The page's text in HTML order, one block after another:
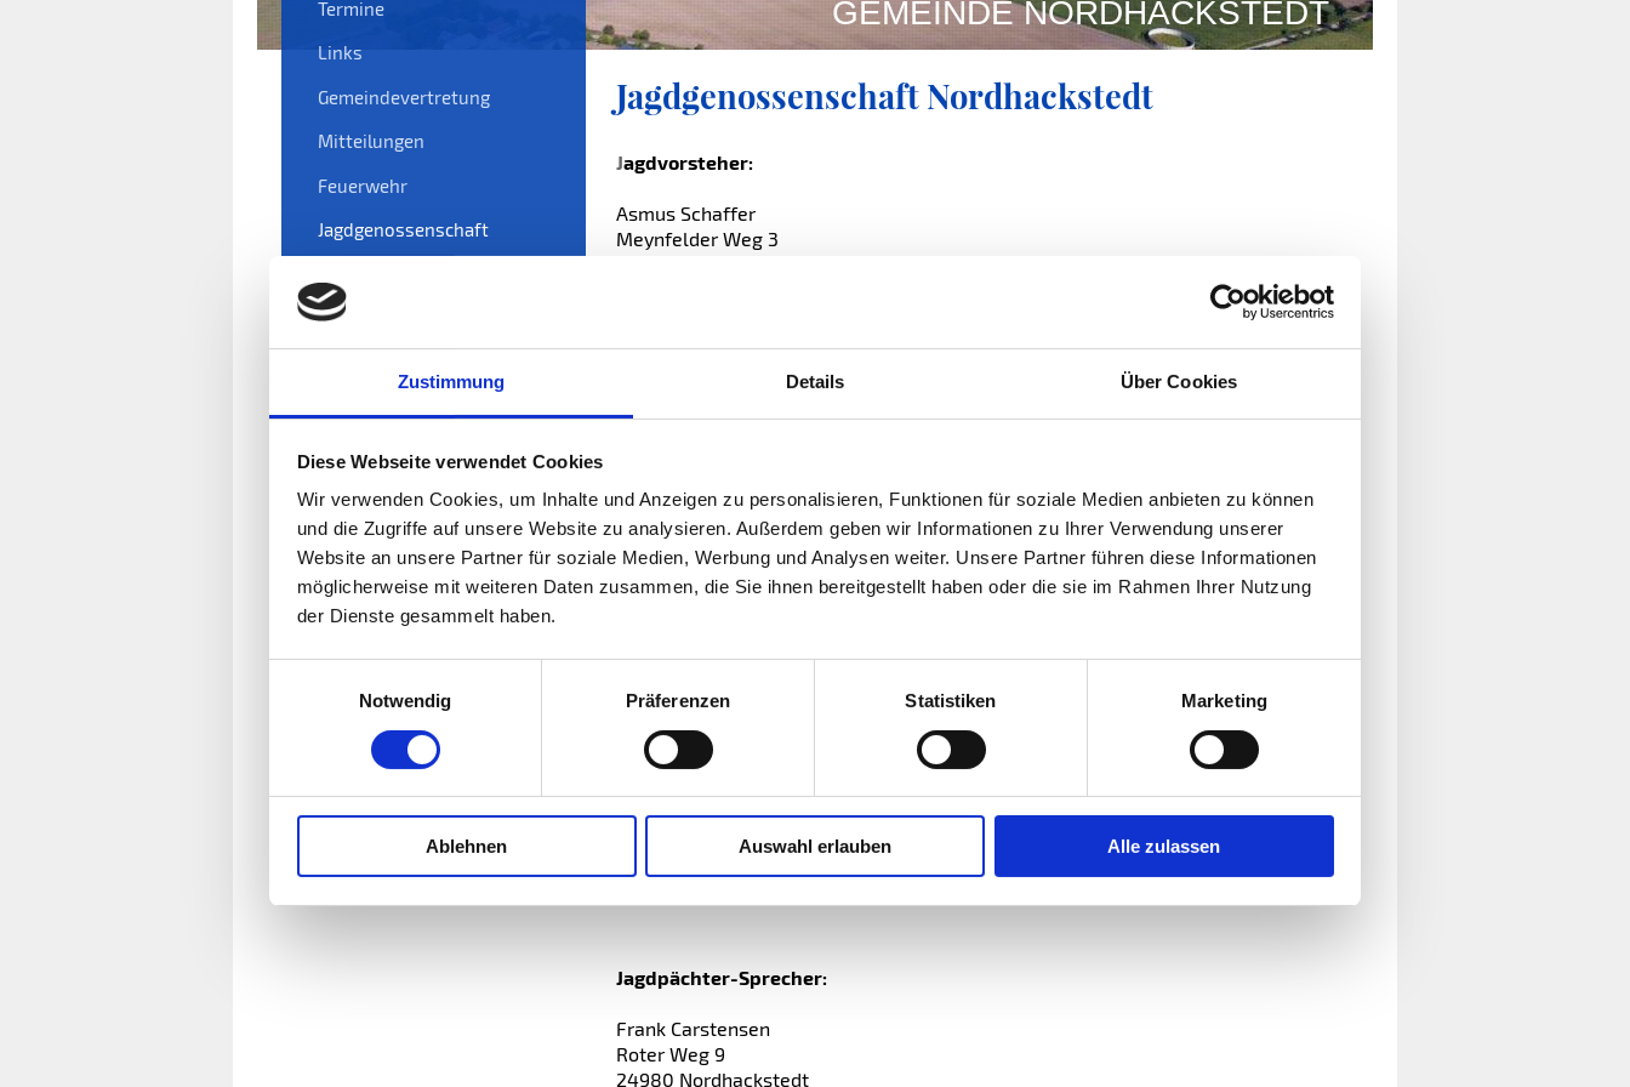
Zustimmung Details Über Cookies
Diese Webseite verwendet Cookies
Wir verwenden Cookies, um Inhalte und Anzeigen zu personalisieren, Funktionen für soziale Medien anbieten zu können
und die Zugriffe auf unsere Website zu analysieren. Außerdem geben wir Informationen zu Ihrer Verwendung unserer
Website an unsere Partner für soziale Medien, Werbung und Analysen weiter. Unsere Partner führen diese Informationen
möglicherweise mit weiteren Daten zusammen, die Sie ihnen bereitgestellt haben oder die sie im Rahmen Ihrer Nutzung
der Dienste gesammelt haben.
Notwendig
Präferenzen Statistiken Marketing
Ablehnen Auswahl erlauben Alle zulassen
GEMEINDE NORDHACKSTEDT
Jagdgenossenschaft Nordhackstedt
Jagdvorsteher:
Asmus Schaffer
Meynfelder Weg 3
Johannes Petersen
Flurstr. 26
24980 Nordhackstedt
Stephan Bürger
Hasselbeker Ring 33
24980 Nordhackstedt
Telefon 04639 7249
Jagdpächter-Sprecher:
Frank Carstensen
Roter Weg 9
24980 Nordhackstedt
Termine
Links
Gemeindevertretung
Mitteilungen
Feuerwehr
Jagdgenossenschaft
Ev. Kirchengemeinde